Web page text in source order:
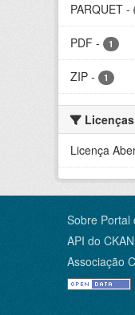
PARQUET -
PDF - 1
ZIP - 1
Licenças
Licença
Sobre Portal
API do CKAN
Associação